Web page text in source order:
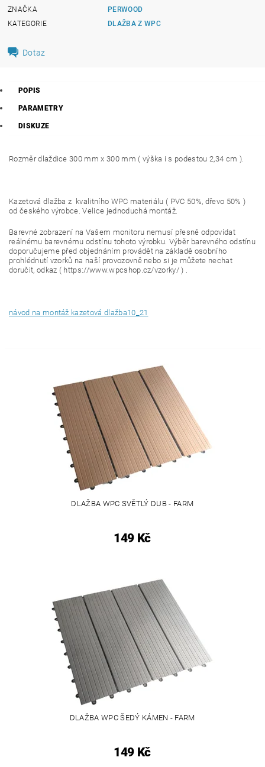
ZNAČKA
PERWOOD
KATEGORIE
DLAŽBA Z WPC
Dotaz
POPIS
PARAMETRY
DISKUZE
Rozměr dlaždice 300 mm x 300 mm ( výška i s podestou 2,34 cm ).
Kazetová dlažba z kvalitního WPC materiálu ( PVC 50%, dřevo 50% )
od českého výrobce. Velice jednoduchá montáž.
Barevné zobrazení na Vašem monitoru nemusí přesně odpovídat
reálnému barevnému odstínu tohoto výrobku. Výběr barevného odstínu
doporučujeme před objednáním provádět na základě osobního
prohlédnutí vzorků na naší provozovně nebo si je můžete nechat
doručit, odkaz ( https://www.wpcshop.cz/vzorky/ ) .
návod na montáž kazetová dlažba10_21
DLAŽBA WPC SVĚTLÝ DUB - FARM
149 Kč
DLAŽBA WPC ŠEDÝ KÁMEN - FARM
149 Kč